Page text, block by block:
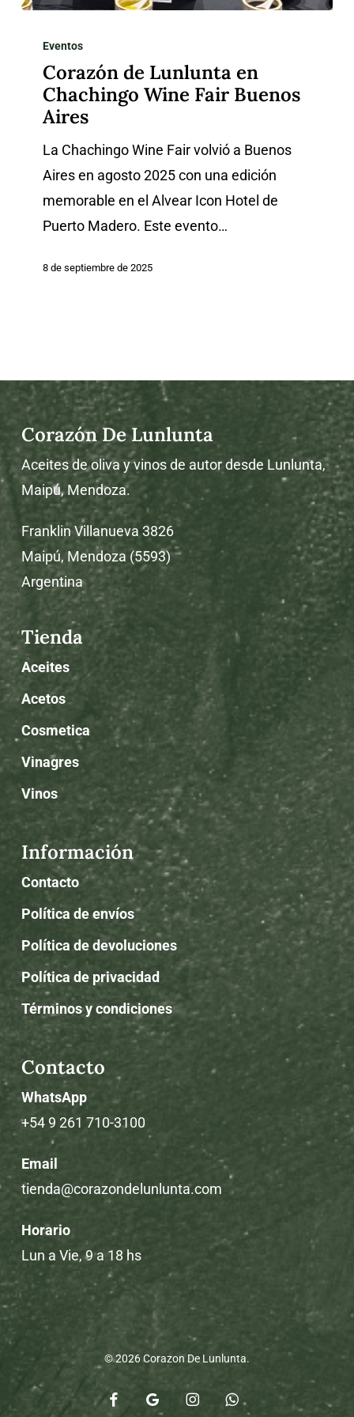
Lunlunta
Chachingo
Wine
Fair
Buenos
Aires
Eventos
Corazón de Lunlunta en
Chachingo Wine Fair Buenos
Aires
La Chachingo Wine Fair volvió a Buenos
Aires en agosto 2025 con una edición
memorable en el Alvear Icon Hotel de
Puerto Madero. Este evento…
8 de septiembre de 2025
Corazón De Lunlunta
Aceites de oliva y vinos de autor desde Lunlunta,
Maipú, Mendoza.
Franklin Villanueva 3826
Maipú, Mendoza (5593)
Argentina
Tienda
Aceites
Acetos
Cosmetica
Vinagres
Vinos
Información
Contacto
Política de envíos
Política de devoluciones
Política de privacidad
Términos y condiciones
Contacto
WhatsApp
+54 9 261 710-3100
Email
tienda@corazondelunlunta.com
Horario
Lun a Vie, 9 a 18 hs
© 2026 Corazon De Lunlunta.
facebookgoogle-
instagramwhatsapp